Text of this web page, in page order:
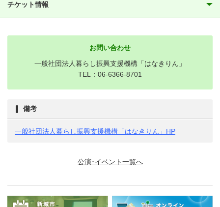
チケット情報
お問い合わせ
一般社団法人暮らし振興支援機構「はなきりん」
TEL：06-6366-8701
備考
一般社団法人暮らし振興支援機構「はなきりん」HP
公演･イベント一覧へ